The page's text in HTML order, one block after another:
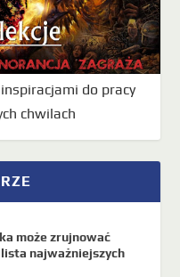
do pracy
chwilach
może zrujnować
najważniejszych